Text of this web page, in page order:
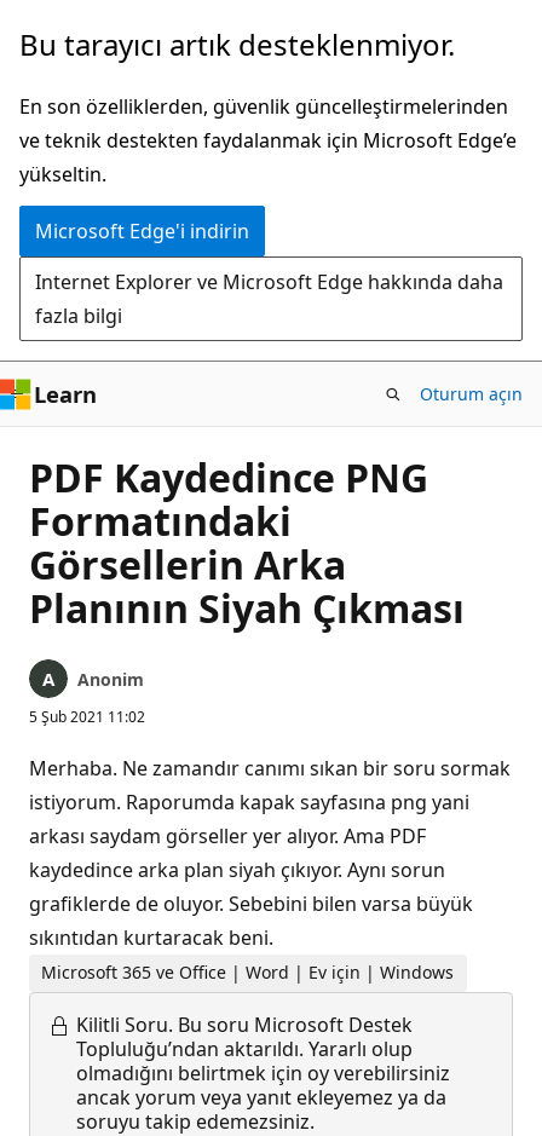
Ana
atla
Bu tarayıcı artık desteklenmiyor.
En son özelliklerden, güvenlik güncelleştirmelerinden
ve teknik destekten faydalanmak için Microsoft Edge’e
yükseltin.
Microsoft Edge'i indirin
Internet Explorer ve Microsoft Edge hakkında daha
fazla bilgi
Learn Oturum açın
PDF Kaydedince PNG
Formatındaki
Görsellerin Arka
Planının Siyah Çıkması
Anonim
5 Şub 2021 11:02
Merhaba. Ne zamandır canımı sıkan bir soru sormak
istiyorum. Raporumda kapak sayfasına png yani
arkası saydam görseller yer alıyor. Ama PDF
kaydedince arka plan siyah çıkıyor. Aynı sorun
grafiklerde de oluyor. Sebebini bilen varsa büyük
sıkıntıdan kurtaracak beni.
Microsoft 365 ve Office | Word | Ev için | Windows
Kilitli Soru. Bu soru Microsoft Destek
Topluluğu’ndan aktarıldı. Yararlı olup
olmadığını belirtmek için oy verebilirsiniz
ancak yorum veya yanıt ekleyemez ya da
soruyu takip edemezsiniz.